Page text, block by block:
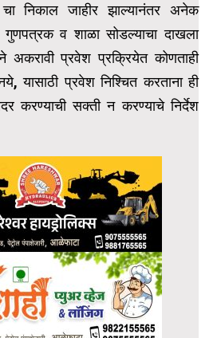
निकाल जाहीर झाल्यानंतर अनेक
गुणपत्रक व शाळा सोडल्याचा दाखला
अकरावी प्रवेश प्रक्रियेत कोणताही
यासाठी प्रवेश निश्चित करताना ही
करण्याची सक्ती न करण्याचे निर्देश